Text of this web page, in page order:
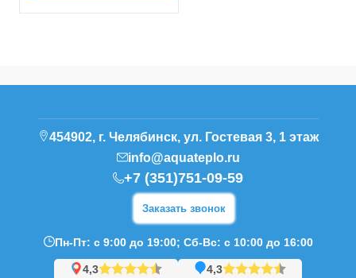
454902, г. Челябинск, ул. Гостевая 3, 1 этаж
info@aquateplo.ru
+7 (351)751-09-59
Заказать звонок
Пн-Пт: с 9:00 до 19:00; Сб-Вс: с 10:00 до 16:00
4,3 4,3